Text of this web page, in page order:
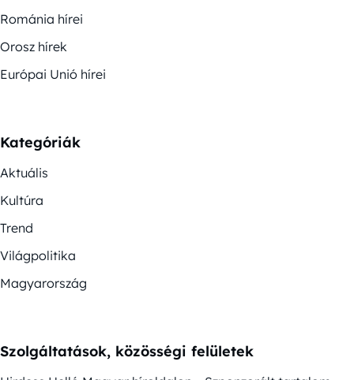
Románia hírei
Orosz hírek
Európai Unió hírei
Kategóriák
Aktuális
Kultúra
Trend
Világpolitika
Magyarország
Szolgáltatások, közösségi felületek